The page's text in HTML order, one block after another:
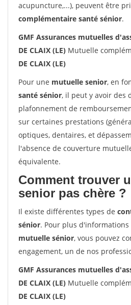
acupuncture,...), peuvent être
complémentaire santé sénior.
GMF Assurances mutuelles
DE CLAIX (LE) Mutuelle
DE CLAIX (LE)
Pour une mutuelle senior, en
santé sénior, il peut y avoir des
plafonnement de
sur certaines prestations
optiques, dentaires, et
l'absence de couverture
équivalente.
Comment trouver
senior pas chère ?
Il existe différentes types de
sénior. Pour plus
mutuelle sénior, vous pouvez
engagement, un de nos
GMF Assurances mutuelles
DE CLAIX (LE) Mutuelle
DE CLAIX (LE)